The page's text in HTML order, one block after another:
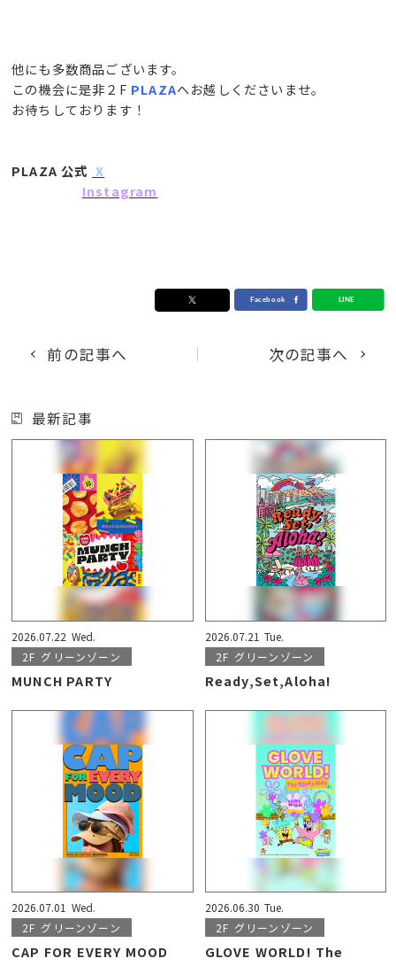
他にも多数商品ございます。
この機会に是非２F PLAZAへお越しくださいませ。
お待ちしております！
PLAZA 公式 X
Instagram
前の記事へ 次の記事へ
最新記事
2026.07.22 Wed.
2F グリーンゾーン
MUNCH PARTY
2026.07.21 Tue.
2F グリーンゾーン
Ready,Set,Aloha!
2026.07.01 Wed.
2F グリーンゾーン
CAP FOR EVERY MOOD
2026.06.30 Tue.
2F グリーンゾーン
GLOVE WORLD! The